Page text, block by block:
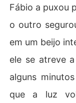
Fábio a puxou
o outro
em um beijo
ele se atreve
alguns
que a luz